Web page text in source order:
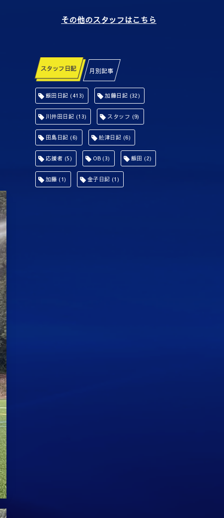
その他のスタッフはこちら
スタッフ日記 月別記事
飯田日記 (413) 加藤日記 (32)
川井田日記 (13) スタッフ (9)
田島日記 (6) 舩津日記 (6)
応援者 (5) OB(3) 飯田 (2)
加藤 (1) 金子日記 (1)